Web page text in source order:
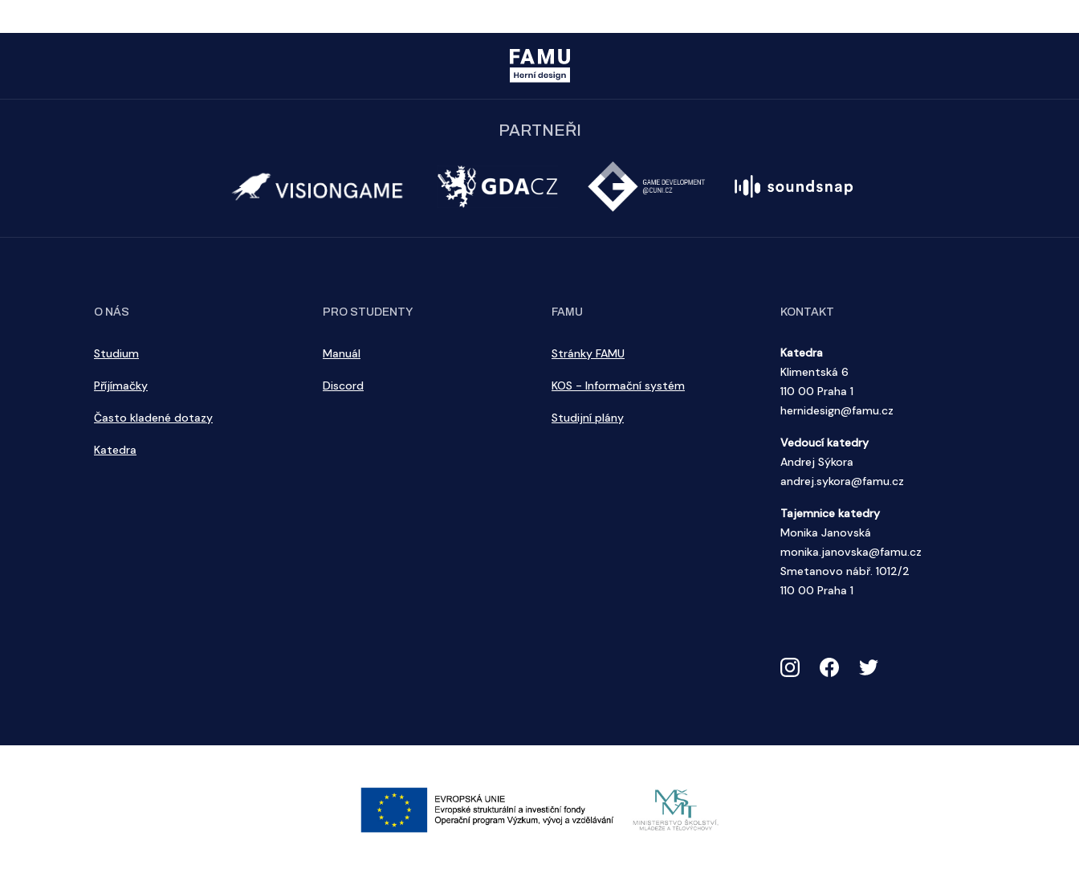
PARTNEŘI
O NÁS
Studium
Příjímačky
Často kladené dotazy
Katedra
PRO STUDENTY
Manuál
Discord
FAMU
Stránky FAMU
KOS - Informační systém
Studijní plány
KONTAKT
Katedra
Klimentská 6
110 00 Praha 1
hernidesign@famu.cz
Vedoucí katedry
Andrej Sýkora
andrej.sykora@famu.cz
Tajemnice katedry
Monika Janovská
monika.janovska@famu.cz
Smetanovo nábř. 1012/2
110 00 Praha 1